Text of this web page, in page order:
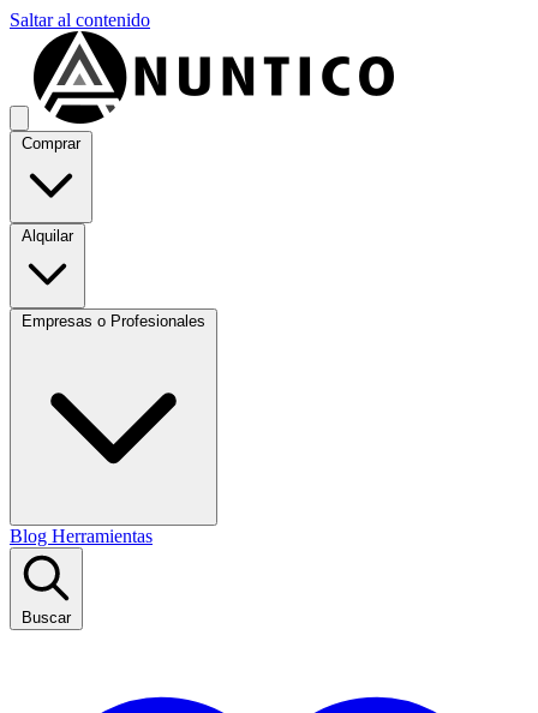
Saltar al contenido
Comprar
Alquilar
Empresas o Profesionales
Blog Herramientas
Buscar